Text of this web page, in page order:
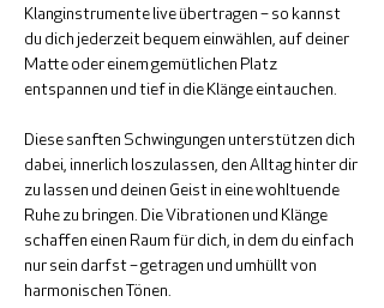
Klanginstrumente live übertragen – so kannst
du dich jederzeit bequem einwählen, auf deiner
Matte oder einem gemütlichen Platz
entspannen und tief in die Klänge eintauchen.
Diese sanften Schwingungen unterstützen dich
dabei, innerlich loszulassen, den Alltag hinter dir
zu lassen und deinen Geist in eine wohltuende
Ruhe zu bringen. Die Vibrationen und Klänge
schaffen einen Raum für dich, in dem du einfach
nur sein darfst – getragen und umhüllt von
harmonischen Tönen.